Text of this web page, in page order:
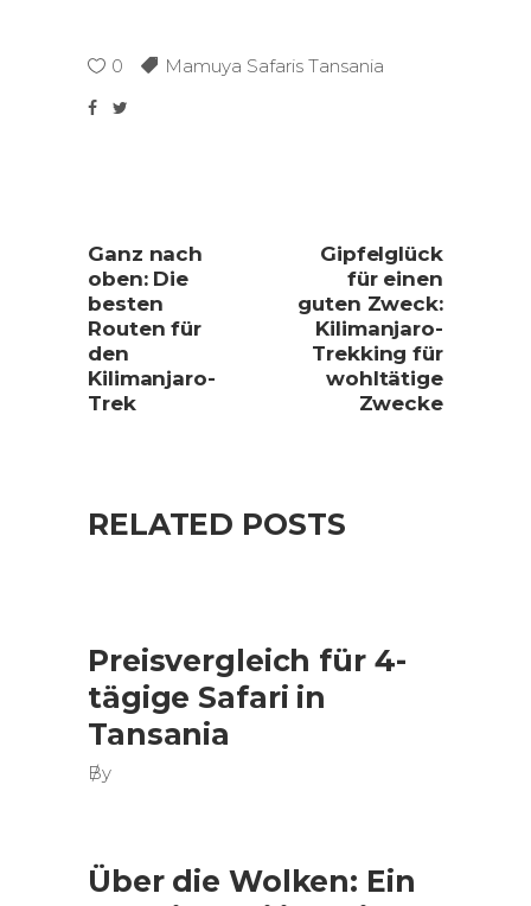
0 Mamuya Safaris Tansania
Ganz nach
oben: Die
besten
Routen für
den
Kilimanjaro-
Trek
Gipfelglück
für einen
guten Zweck:
Kilimanjaro-
Trekking für
wohltätige
Zwecke
RELATED POSTS
Preisvergleich für 4-
tägige Safari in
Tansania
By
Über die Wolken: Ein